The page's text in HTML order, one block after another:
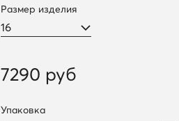
Размер изделия
7290 руб
Упаковка